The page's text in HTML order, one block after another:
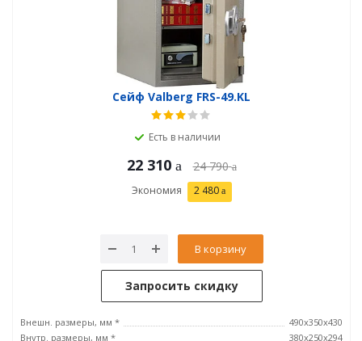
Сейф Valberg FRS-49.KL
Есть в наличии
22 310 24 790
Экономия 2 480
В корзину
Запросить скидку
Внешн. размеры, мм *
490x350x430
Внутр. размеры, мм *
380х250х294